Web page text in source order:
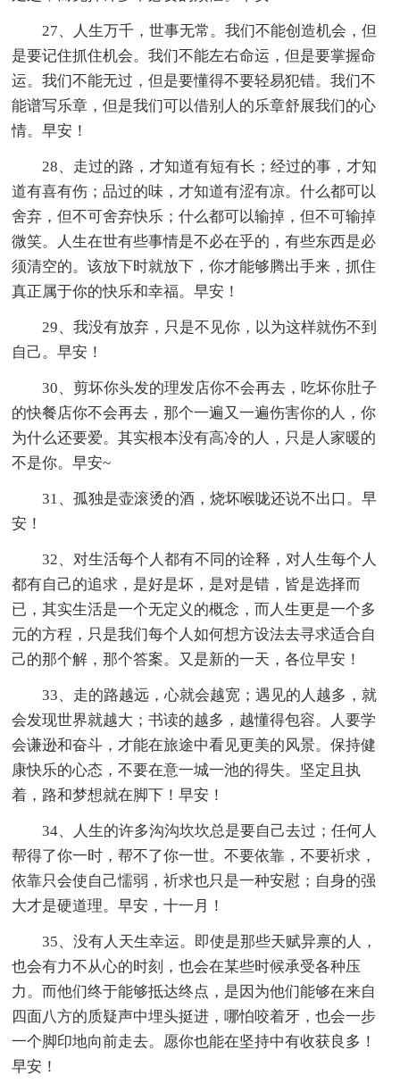
27、人生万千，世事无常。我们不能创造机会，但
是要记住抓住机会。我们不能左右命运，但是要掌握命
运。我们不能无过，但是要懂得不要轻易犯错。我们不
能谱写乐章，但是我们可以借别人的乐章舒展我们的心
情。早安！
28、走过的路，才知道有短有长；经过的事，才知
道有喜有伤；品过的味，才知道有涩有凉。什么都可以
舍弃，但不可舍弃快乐；什么都可以输掉，但不可输掉
微笑。人生在世有些事情是不必在乎的，有些东西是必
须清空的。该放下时就放下，你才能够腾出手来，抓住
真正属于你的快乐和幸福。早安！
29、我没有放弃，只是不见你，以为这样就伤不到
自己。早安！
30、剪坏你头发的理发店你不会再去，吃坏你肚子
的快餐店你不会再去，那个一遍又一遍伤害你的人，你
为什么还要爱。其实根本没有高冷的人，只是人家暖的
不是你。早安~
31、孤独是壶滚烫的酒，烧坏喉咙还说不出口。早
安！
32、对生活每个人都有不同的诠释，对人生每个人
都有自己的追求，是好是坏，是对是错，皆是选择而
已，其实生活是一个无定义的概念，而人生更是一个多
元的方程，只是我们每个人如何想方设法去寻求适合自
己的那个解，那个答案。又是新的一天，各位早安！
33、走的路越远，心就会越宽；遇见的人越多，就
会发现世界就越大；书读的越多，越懂得包容。人要学
会谦逊和奋斗，才能在旅途中看见更美的风景。保持健
康快乐的心态，不要在意一城一池的得失。坚定且执
着，路和梦想就在脚下！早安！
34、人生的许多沟沟坎坎总是要自己去过；任何人
帮得了你一时，帮不了你一世。不要依靠，不要祈求，
依靠只会使自己懦弱，祈求也只是一种安慰；自身的强
大才是硬道理。早安，十一月！
35、没有人天生幸运。即使是那些天赋异禀的人，
也会有力不从心的时刻，也会在某些时候承受各种压
力。而他们终于能够抵达终点，是因为他们能够在来自
四面八方的质疑声中埋头挺进，哪怕咬着牙，也会一步
一个脚印地向前走去。愿你也能在坚持中有收获良多！
早安！